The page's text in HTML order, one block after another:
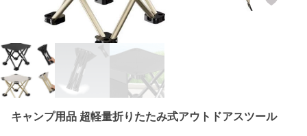
キャンプ用品 超軽量折りたたみ式アウトドアスツール